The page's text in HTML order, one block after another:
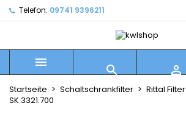
Telefon: 09741 9396211
  
Startseite Schaltschrankfilter
Rittal
SK 3321.700